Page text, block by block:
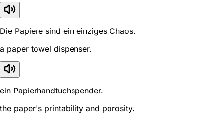
Die Papiere sind ein einziges Chaos.
a paper towel dispenser.
ein Papierhandtuchspender.
the paper's printability and porosity.